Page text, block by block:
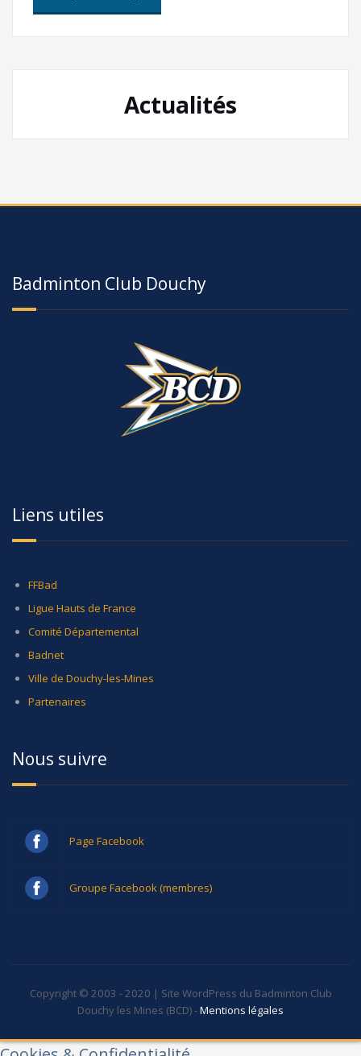
Actualités
Badminton Club Douchy
Liens utiles
FFBad
Ligue Hauts de France
Comité Départemental
Badnet
Ville de Douchy-les-Mines
Partenaires
Nous suivre
Page Facebook
Groupe Facebook (membres)
Copyright © 2003 - 2020 | Site WordPress du Badminton Club
Douchy les Mines (BCD) -Mentions légales